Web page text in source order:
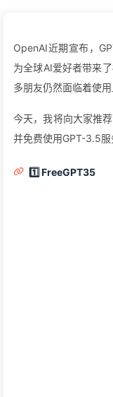
OpenAI近期宣布，
为全球AI爱好者带来
多朋友仍然面临着使用
今天，我将向大家推
并免费使用GPT-3.5服
1️⃣ FreeGPT35